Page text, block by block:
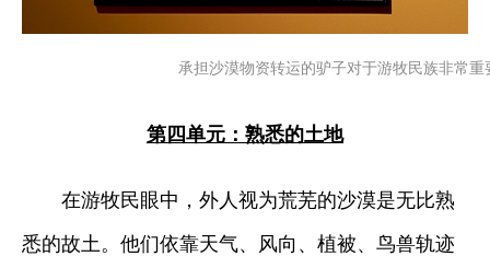
承担沙漠物资转运的驴子对于游牧民族非常
第四单元：熟悉的土地
在游牧民眼中，外人视为荒芜的沙漠是无比熟
悉的故土。他们依靠天气、风向、植被、鸟兽轨迹